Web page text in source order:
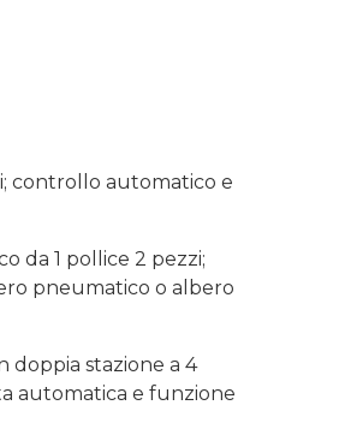
controllo automatico e
da 1 pollice 2 pezzi;
pneumatico o albero
doppia stazione a 4
automatica e funzione